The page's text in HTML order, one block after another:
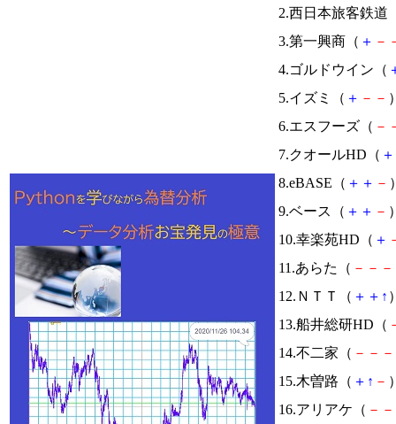
2.西日本旅客鉄道
3.第一興商（ ＋ －
4.ゴルドウイン（
5.イズミ（ ＋ － －
6.エスフーズ（ －
7.クオールHD（ ＋
8.eBASE（ ＋ ＋ －
9.ベース（ ＋ ＋ －
10.幸楽苑HD（ ＋
11.あらた（ － － －
12.ＮＴＴ（ ＋ ＋ ↑
13.船井総研HD（
14.不二家（ － － －
15.木曽路（ ＋ ↑ －
16.アリアケ（ － －